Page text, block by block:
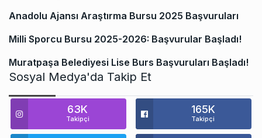
Anadolu Ajansı Araştırma Bursu 2025 Başvuruları
Milli Sporcu Bursu 2025-2026: Başvurular Başladı!
Muratpaşa Belediyesi Lise Burs Başvuruları Başladı!
Sosyal Medya'da Takip Et
63K
Takipçi
165K
Takipçi